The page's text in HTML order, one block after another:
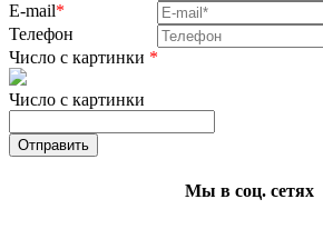
E-mail*
Телефон
Число с картинки *
Число с картинки
Мы в соц. сетях